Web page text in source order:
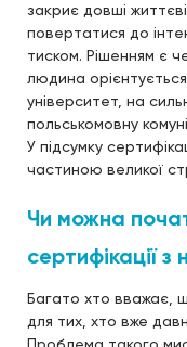
закриє довші
повертатися до
тиском. Рішенням є
людина
університет, на
польськомовну
У підсумку
частиною великої
Чи можна
сертифікації з
Багато хто вважає,
для тих, хто вже